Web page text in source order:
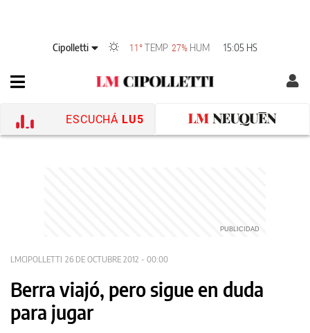
Cipolletti 11°TEMP 27% HUM 15:05 HS
ESCUCHÁ LU5
LMCIPOLLETTI 26 DE OCTUBRE 2012 - 00:00
Berra viajó, pero sigue en duda
para jugar